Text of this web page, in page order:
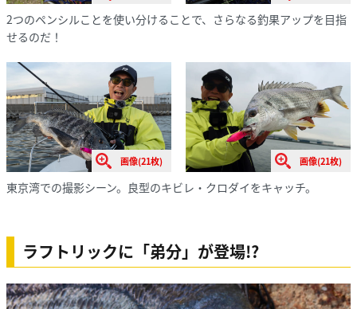
2つのペンシルことを使い分けることで、さらなる釣果アップを目指
せるのだ！
画像(21枚) 画像(21枚)
東京湾での撮影シーン。良型のキビレ・クロダイをキャッチ。
ラフトリックに「弟分」が登場!?